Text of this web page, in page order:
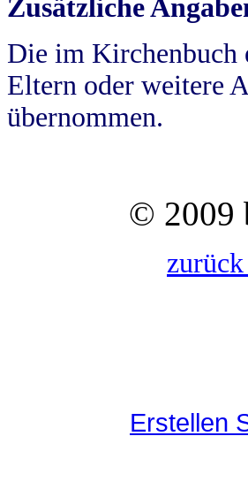
Zusätzliche
Die im Kirchenbuch
Eltern oder weitere
übernommen.
© 2009
Erstellen